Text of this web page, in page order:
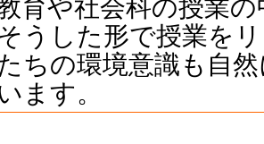
育や社会科の授業
うした形で授業を
ちの環境意識も自
ます。